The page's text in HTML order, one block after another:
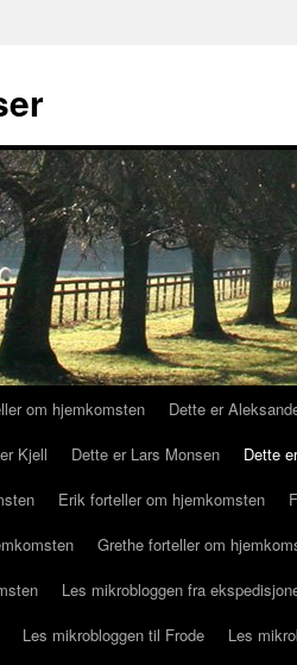
om hjemkomsten Dette er
Kjell Dette er Lars Monsen Dette
Erik forteller om hjemkomsten
Grethe forteller om
Les mikrobloggen fra
Les mikrobloggen til Frode Les